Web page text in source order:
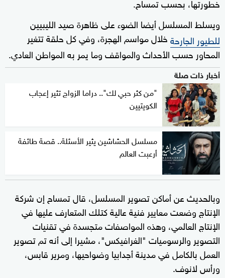
ويسلط المسلسل أيضا الضوء على ظاهرة صيد الليبيين
للطيور الجارحةخلال مواسم الهجرة، وفي كل حلقة تتغير
المحاور حسب الأحداث والمواقف وما يمر به المواطن العادي.
أخبار ذات صلة
"من كثر حبي لك".. دراما الزواج تثير إعجاب
الكويتيين
مسلسل الحشاشين يثير الأسئلة.. قصة طائفة
أرعبت العالم
وبالحديث عن أماكن تصوير المسلسل، قال تمساح إن شركة
الإنتاج وضعت معايير فنية عالية كتلك المتعارف عليها في
الإنتاج العالمي، وهذه المواصفات متجسدة في تقنيات
التصوير والرسوميات "الغرافيكس"، مشيرا إلى أنه تم تصوير
العمل بالكامل في مدينة أجدابيا وضواحيها، ومرير قابس،
ورأس لانوف.